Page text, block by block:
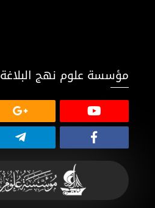
مؤسسة علوم نهج البلاغة